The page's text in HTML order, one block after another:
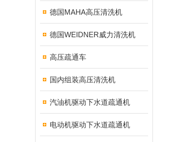
德国MAHA高压清洗机
德国WEIDNER威力清洗机
高压疏通车
国内组装高压清洗机
汽油机驱动下水道疏通机
电动机驱动下水道疏通机